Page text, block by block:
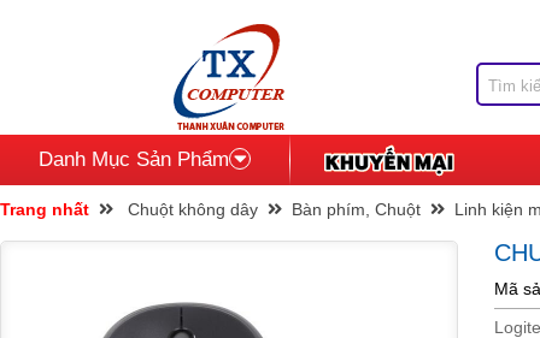
Danh Mục Sản Phẩm
Trang nhất Chuột không dây Bàn phím, Chuột Linh kiện
Mã